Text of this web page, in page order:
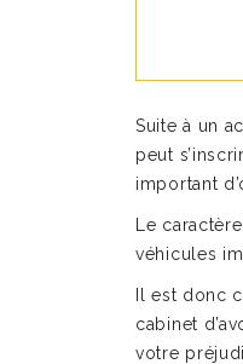
Suite à un
peut
important
Le
véhicules
Il est donc
cabinet
votre